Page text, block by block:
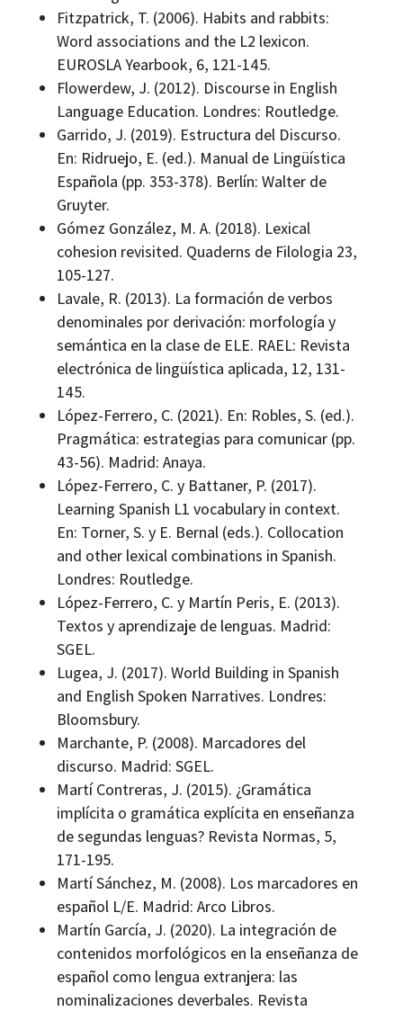
Fitzpatrick, T. (2006). Habits and rabbits:
Word associations and the L2 lexicon.
EUROSLA Yearbook, 6, 121-145.
Flowerdew, J. (2012). Discourse in English
Language Education. Londres: Routledge.
Garrido, J. (2019). Estructura del Discurso.
En: Ridruejo, E. (ed.). Manual de Lingüística
Española (pp. 353-378). Berlín: Walter de
Gruyter.
Gómez González, M. A. (2018). Lexical
cohesion revisited. Quaderns de Filologia 23,
105-127.
Lavale, R. (2013). La formación de verbos
denominales por derivación: morfología y
semántica en la clase de ELE. RAEL: Revista
electrónica de lingüística aplicada, 12, 131-
145.
López-Ferrero, C. (2021). En: Robles, S. (ed.).
Pragmática: estrategias para comunicar (pp.
43-56). Madrid: Anaya.
López-Ferrero, C. y Battaner, P. (2017).
Learning Spanish L1 vocabulary in context.
En: Torner, S. y E. Bernal (eds.). Collocation
and other lexical combinations in Spanish.
Londres: Routledge.
López-Ferrero, C. y Martín Peris, E. (2013).
Textos y aprendizaje de lenguas. Madrid:
SGEL.
Lugea, J. (2017). World Building in Spanish
and English Spoken Narratives. Londres:
Bloomsbury.
Marchante, P. (2008). Marcadores del
discurso. Madrid: SGEL.
Martí Contreras, J. (2015). ¿Gramática
implícita o gramática explícita en enseñanza
de segundas lenguas? Revista Normas, 5,
171-195.
Martí Sánchez, M. (2008). Los marcadores en
español L/E. Madrid: Arco Libros.
Martín García, J. (2020). La integración de
contenidos morfológicos en la enseñanza de
español como lengua extranjera: las
nominalizaciones deverbales. Revista